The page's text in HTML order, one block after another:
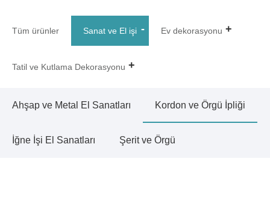
Tüm ürünler Sanat ve El işi Ev dekorasyonu
Tatil ve Kutlama Dekorasyonu
Ahşap ve Metal El Sanatları Kordon ve Örgü İpliği
İğne İşi El Sanatları Şerit ve Örgü